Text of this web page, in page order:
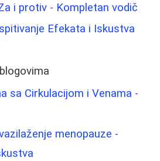
i protiv - Kompletan vodič
Efekata i Iskustva
sa Cirkulacijom i Venama -
menopauze -